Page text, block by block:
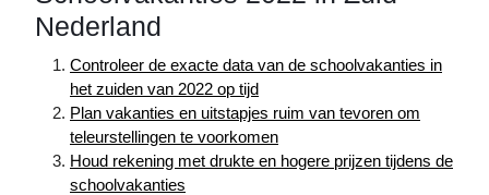
Nederland
Controleer de exacte data van de schoolvakanties in
het zuiden van 2022 op tijd
Plan vakanties en uitstapjes ruim van tevoren om
teleurstellingen te voorkomen
Houd rekening met drukte en hogere prijzen tijdens de
schoolvakanties